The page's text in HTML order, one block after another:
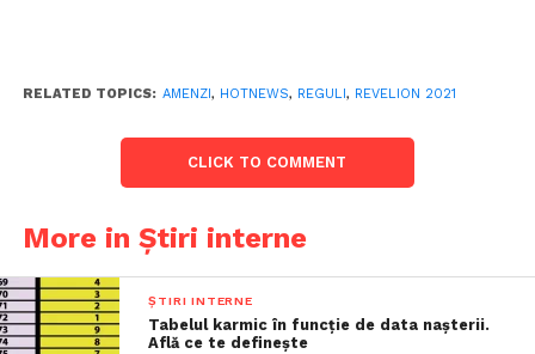
RELATED TOPICS: AMENZI , HOTNEWS, REGULI , REVELION 2021
CLICK TO COMMENT
More in Știri interne
ȘTIRI INTERNE
Tabelul karmic în funcție de data nașterii.
Află ce te definește